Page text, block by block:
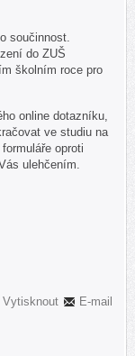
součinnost.
do ZUŠ
školním roce pro
online dotazníku,
ve studiu na
oproti
ulehčením.
E-mail
Vytisknout